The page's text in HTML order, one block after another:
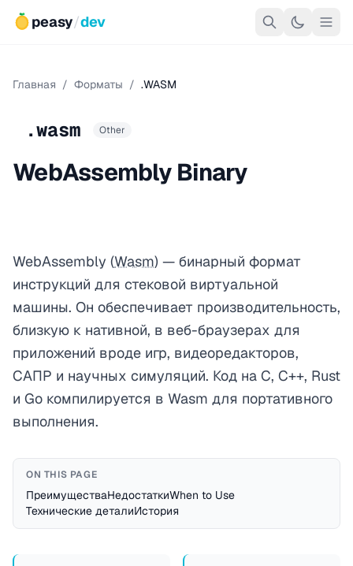
peasy/dev
Главная / Форматы / .WASM
.wasm Other
WebAssembly Binary
WebAssembly (Wasm) — бинарный формат
инструкций для стековой виртуальной
машины. Он обеспечивает производительность,
близкую к нативной, в веб-браузерах для
приложений вроде игр, видеоредакторов,
САПР и научных симуляций. Код на C, C++, Rust
и Go компилируется в Wasm для портативного
выполнения.
ON THIS PAGE
ПреимуществаНедостаткиWhen to Use
Технические деталиИстория